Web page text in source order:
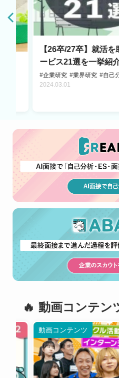
【26卒/27卒】就活
ービス21選を一挙紹
#企業研究 #業界研究 #自己
2024.03.01
動画コンテン
動画コンテンツ